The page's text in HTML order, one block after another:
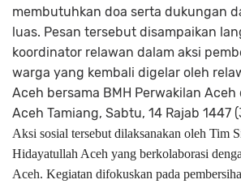
membutuhkan doa serta dukungan
luas. Pesan tersebut disampaikan
koordinator relawan dalam aksi
warga yang kembali digelar oleh
Aceh bersama BMH Perwakilan
Aceh Tamiang, Sabtu, 14 Rajab 1447
Aksi sosial tersebut dilaksanakan oleh Tim
Hidayatullah Aceh yang berkolaborasi
Aceh. Kegiatan difokuskan pada